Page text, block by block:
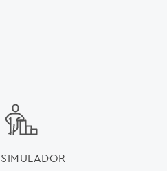
SIMULADOR